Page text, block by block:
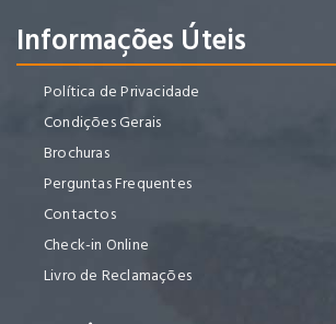
Informações Úteis
Política de Privacidade
Condições Gerais
Brochuras
Perguntas Frequentes
Contactos
Check-in Online
Livro de Reclamações